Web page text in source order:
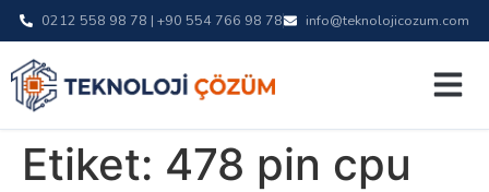
0212 558 98 78 | +90 554 766 98 78 info@teknolojicozum.com
Etiket: 478 pin cpu